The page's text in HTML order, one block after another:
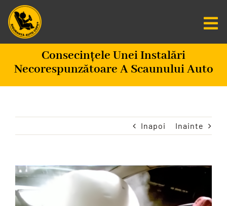
Salt
conținut
Centru De Informare
Fundatia SAC
Programare
Consecințele Unei Instalări
Necorespunzătoare A Scaunului Auto
Inapoi Inainte
Vezi
imaginea
mai